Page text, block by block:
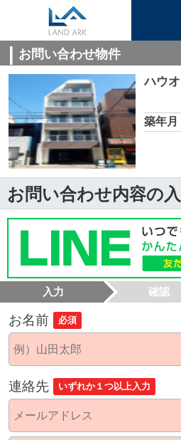
お問い合わせ物件
ハウ
築年月
お問い合わせ内容の
入力 確認
お名前 必須
連絡先 いずれか１つ以上入力